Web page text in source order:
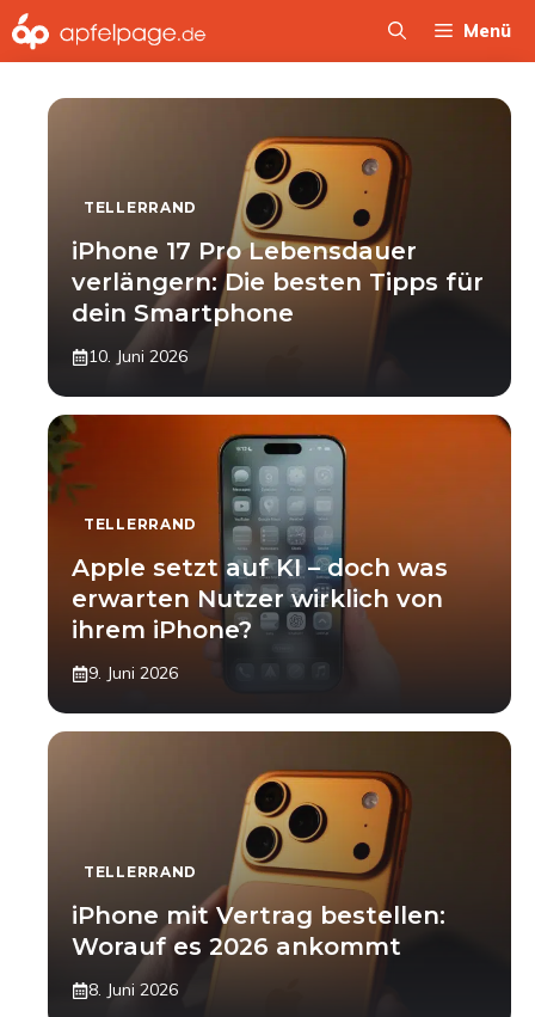
Zum
Inhalt
Menü
TELLERRAND
iPhone 17 Pro Lebensdauer
verlängern: Die besten Tipps für
dein Smartphone
10. Juni 2026
TELLERRAND
Apple setzt auf KI – doch was
erwarten Nutzer wirklich von
ihrem iPhone?
9. Juni 2026
TELLERRAND
iPhone mit Vertrag bestellen:
Worauf es 2026 ankommt
8. Juni 2026